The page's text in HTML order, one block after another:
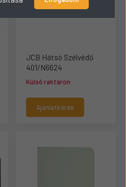
JCB Hátsó Szélvédő
401/N6624
Külső raktáron
Ajánlatkérés